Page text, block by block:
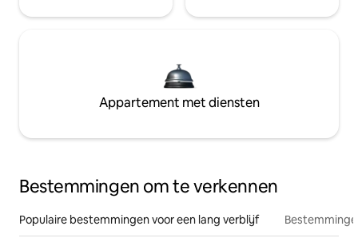
Appartement met diensten
Bestemmingen om te verkennen
Populaire bestemmingen voor een lang verblijf